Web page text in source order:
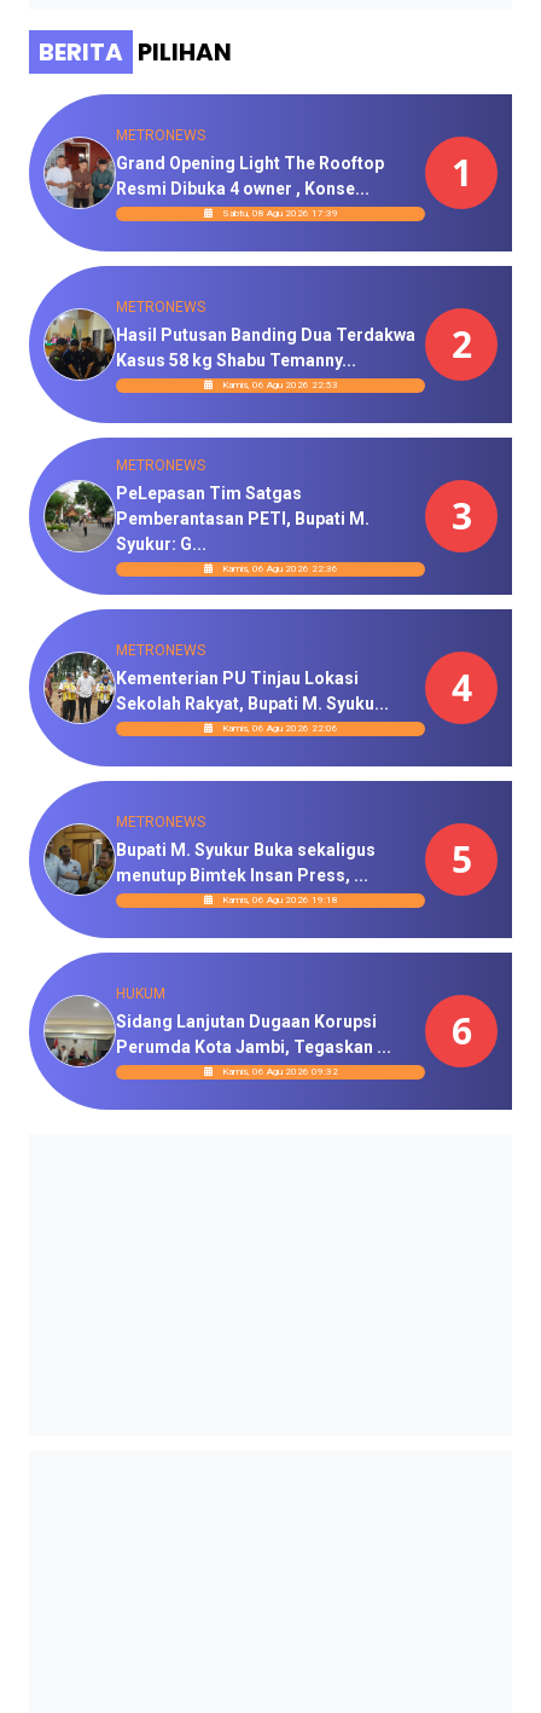
BERITA PILIHAN
METRONEWS
Grand Opening Light The Rooftop
Resmi Dibuka 4 owner , Konse...
Sabtu, 08 Agu 2026 17:39
1
METRONEWS
Hasil Putusan Banding Dua Terdakwa
Kasus 58 kg Shabu Temanny...
Kamis, 06 Agu 2026 22:53
2
METRONEWS
PeLepasan Tim Satgas
Pemberantasan PETI, Bupati M.
Syukur: G...
Kamis, 06 Agu 2026 22:36
3
METRONEWS
Kementerian PU Tinjau Lokasi
Sekolah Rakyat, Bupati M. Syuku...
Kamis, 06 Agu 2026 22:06
4
METRONEWS
Bupati M. Syukur Buka sekaligus
menutup Bimtek Insan Press, ...
Kamis, 06 Agu 2026 19:18
5
HUKUM
Sidang Lanjutan Dugaan Korupsi
Perumda Kota Jambi, Tegaskan ...
Kamis, 06 Agu 2026 09:32
6